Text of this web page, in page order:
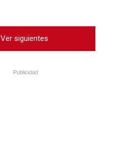
Ver siguientes
Publicidad